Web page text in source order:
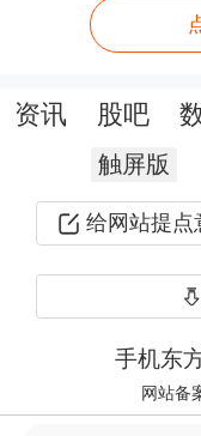
划、情感共
家、银幕
电影产业基
18亿元的票
的可能性。
《哪吒2》一
资讯 股吧
触屏版
给网站提点
手机东
网站备